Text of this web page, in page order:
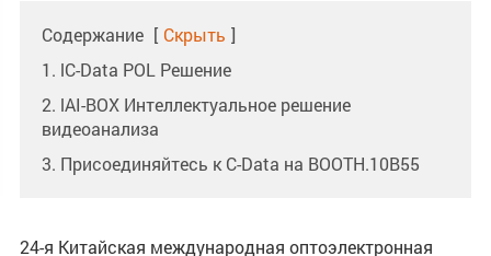
Содержание [ Скрыть ]
1. lC-Data POL Решение
2. lAI-BOX Интеллектуальное решение
видеоанализа
3. Присоединяйтесь к C-Data на BOOTH.10B55
24-я Китайская международная оптоэлектронная